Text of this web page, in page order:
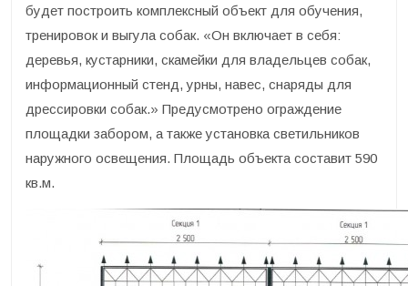
будет построить комплексный объект для обучения,
тренировок и выгула собак. «Он включает в себя:
деревья, кустарники, скамейки для владельцев собак,
информационный стенд, урны, навес, снаряды для
дрессировки собак.» Предусмотрено ограждение
площадки забором, а также установка светильников
наружного освещения. Площадь объекта составит 590
кв.м.